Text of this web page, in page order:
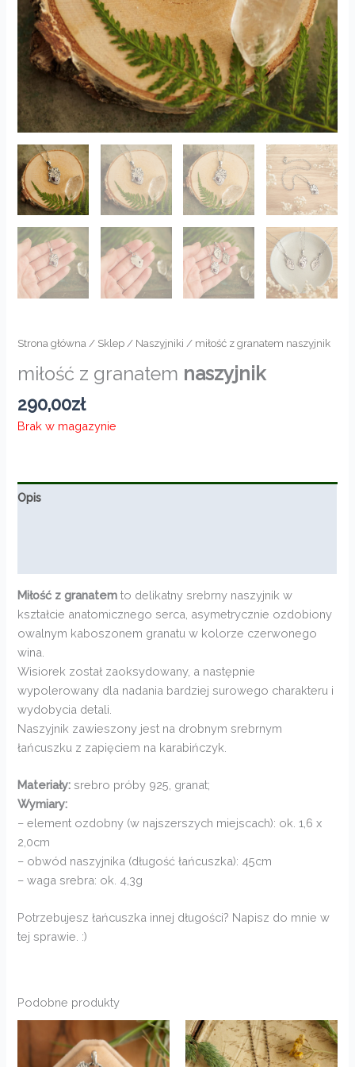
Strona główna / Sklep / Naszyjniki / miłość z granatem naszyjnik
miłość z granatem naszyjnik
290,00zł
Brak w magazynie
Opis
Miłość z granatem to delikatny srebrny naszyjnik w
kształcie anatomicznego serca, asymetrycznie ozdobiony
owalnym kaboszonem granatu w kolorze czerwonego
wina.
Wisiorek został zaoksydowany, a następnie
wypolerowany dla nadania bardziej surowego charakteru i
wydobycia detali.
Naszyjnik zawieszony jest na drobnym srebrnym
łańcuszku z zapięciem na karabińczyk.
Materiały: srebro próby 925, granat;
Wymiary:
– element ozdobny (w najszerszych miejscach): ok. 1,6 x
2,0cm
– obwód naszyjnika (długość łańcuszka): 45cm
– waga srebra: ok. 4,3g
Potrzebujesz łańcuszka innej długości? Napisz do mnie w
tej sprawie. :)
Podobne produkty